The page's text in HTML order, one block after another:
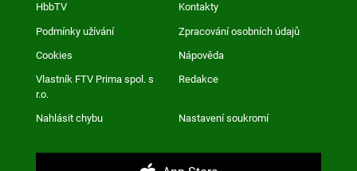
HbbTV Kontakty
Podmínky užívání Zpracování osobních údajů
Cookies Nápověda
Vlastník FTV Prima spol. s
r.o.
Redakce
Nahlásit chybu Nastavení soukromí